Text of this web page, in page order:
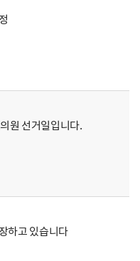
원 선거일입니다.
하고 있습니다